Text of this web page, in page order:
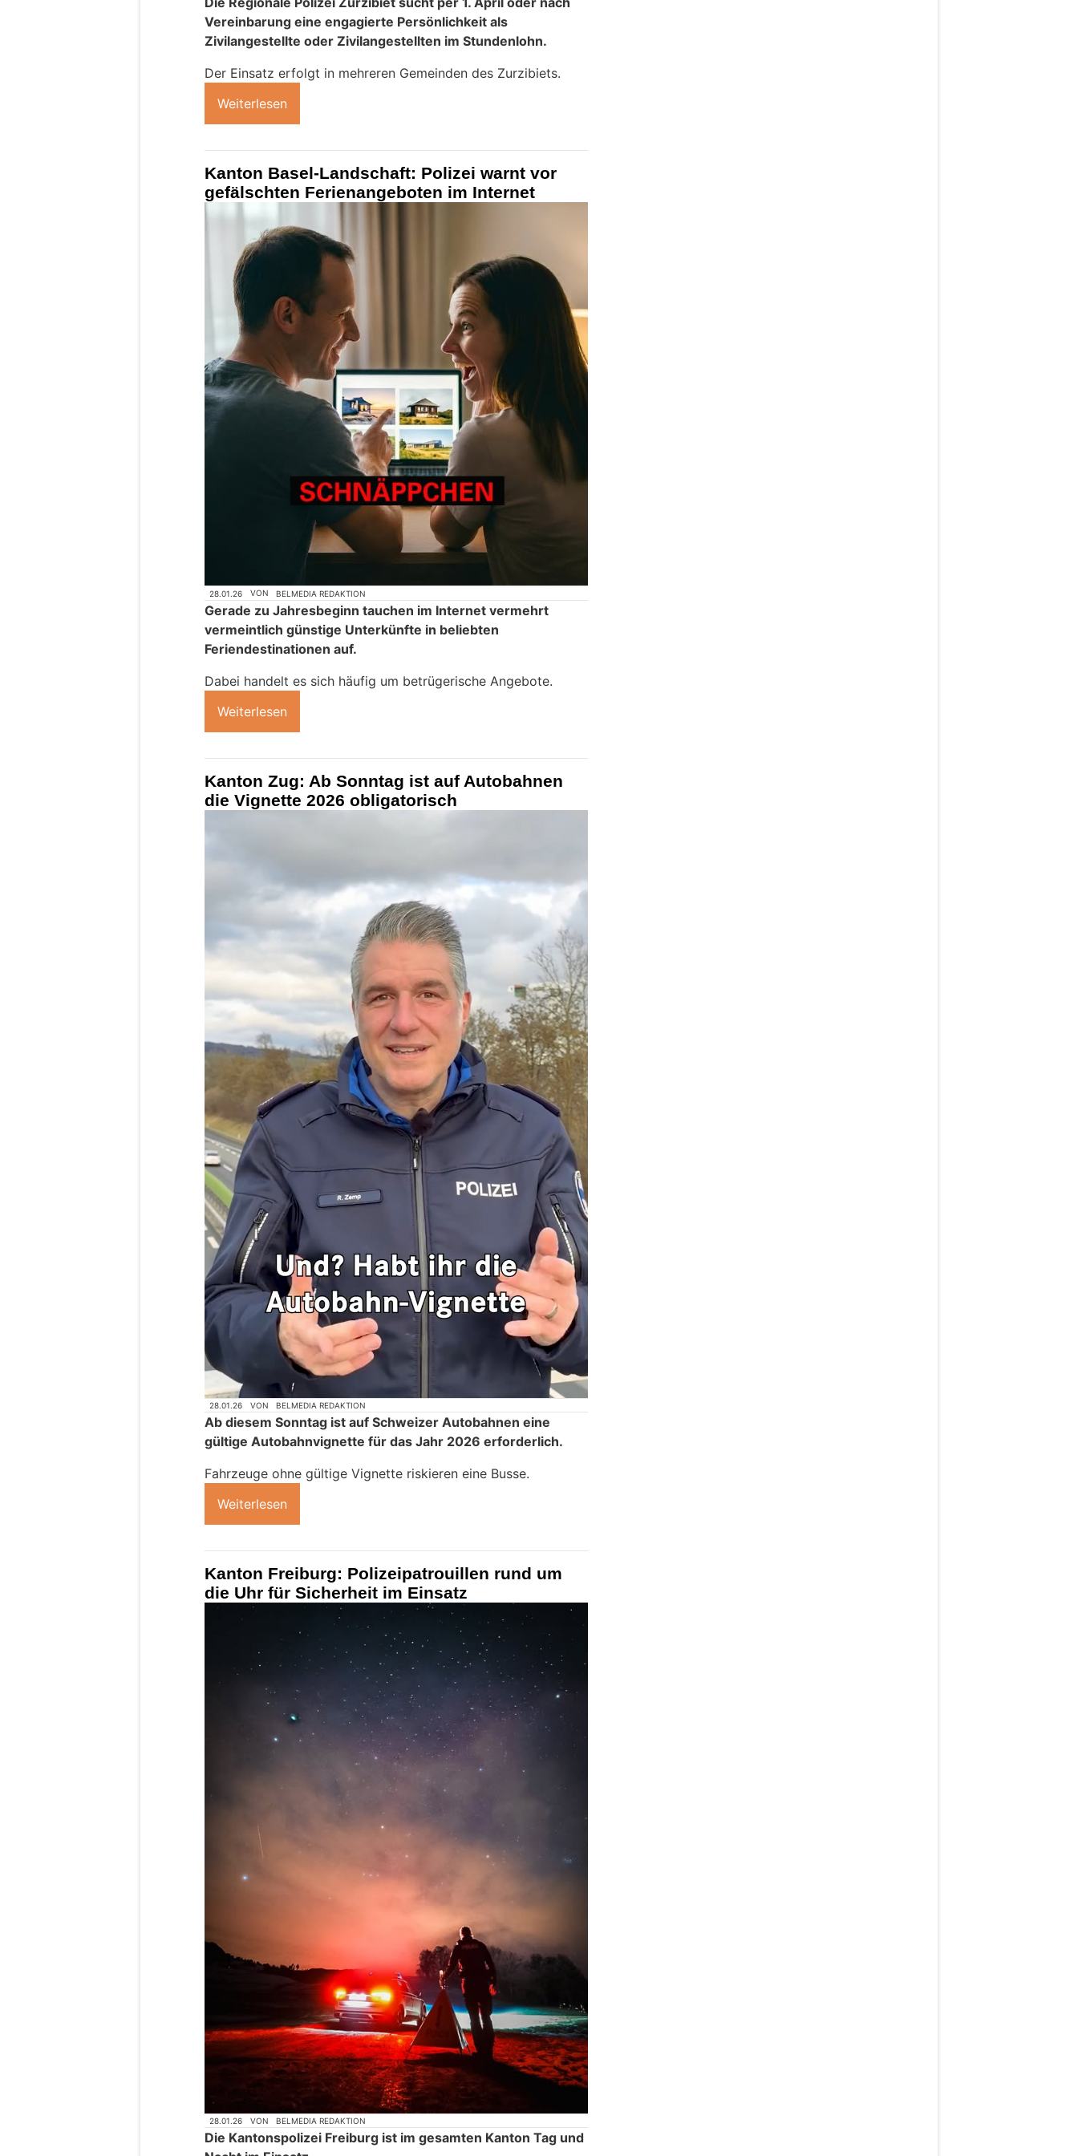
Vereinbarung eine engagierte Persönlichkeit als
Zivilangestellte oder Zivilangestellten im Stundenlohn.
Der Einsatz erfolgt in mehreren Gemeinden des Zurzibiets.
Weiterlesen
Kanton Basel-Landschaft: Polizei warnt vor
gefälschten Ferienangeboten im Internet
28.01.26 VON BELMEDIA REDAKTION
Gerade zu Jahresbeginn tauchen im Internet vermehrt
vermeintlich günstige Unterkünfte in beliebten
Feriendestinationen auf.
Dabei handelt es sich häufig um betrügerische Angebote.
Weiterlesen
Kanton Zug: Ab Sonntag ist auf Autobahnen
die Vignette 2026 obligatorisch
28.01.26 VON BELMEDIA REDAKTION
Ab diesem Sonntag ist auf Schweizer Autobahnen eine
gültige Autobahnvignette für das Jahr 2026 erforderlich.
Fahrzeuge ohne gültige Vignette riskieren eine Busse.
Weiterlesen
Kanton Freiburg: Polizeipatrouillen rund um
die Uhr für Sicherheit im Einsatz
28.01.26 VON BELMEDIA REDAKTION
Die Kantonspolizei Freiburg ist im gesamten Kanton Tag und